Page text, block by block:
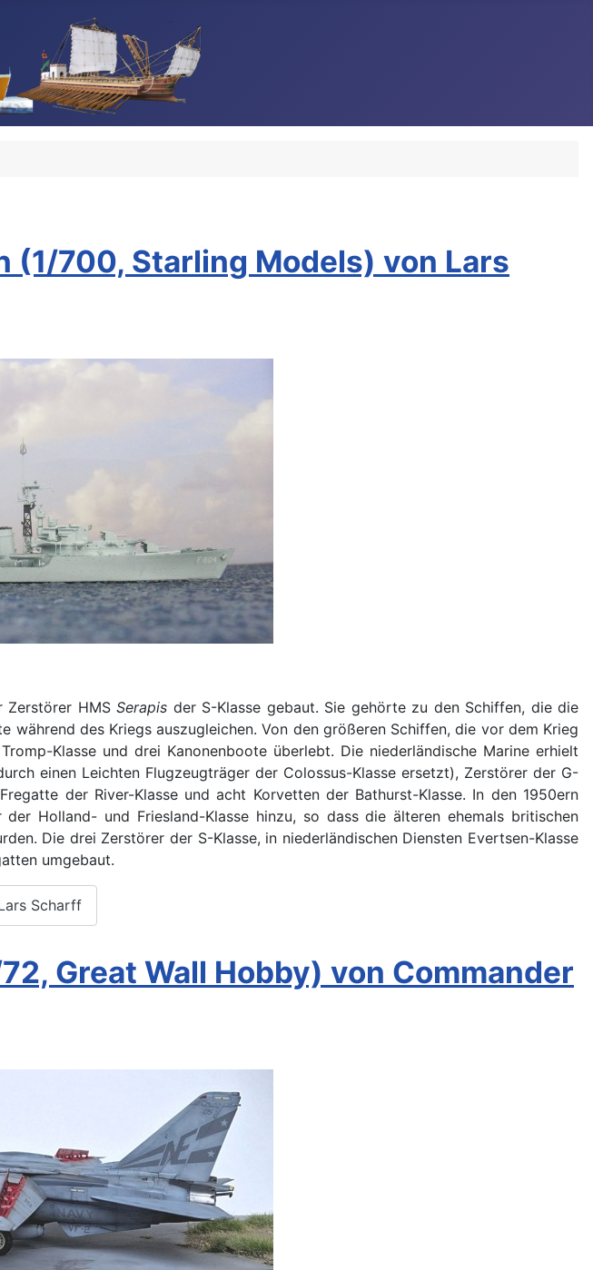
(1/700, Starling Models) von Lars
Zerstörer HMSSerapis der S-Klasse gebaut. Sie gehörte zu den Schiffen, die die
des Kriegs auszugleichen. Von den größeren Schiffen, die vor dem Krieg
Klasse und drei Kanonenboote überlebt. Die niederländische Marine erhielt
einen Leichten Flugzeugträger der Colossus-Klasse ersetzt), Zerstörer der G-
der River-Klasse und acht Korvetten der Bathurst-Klasse. In den 1950ern
Holland- und Friesland-Klasse hinzu, so dass die älteren ehemals britischen
Die drei Zerstörer der S-Klasse, in niederländischen Diensten Evertsen-Klasse
umgebaut.
Scharff
Great Wall Hobby) von Commander